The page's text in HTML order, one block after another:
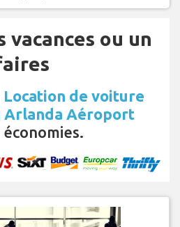
ou un
Location de voiture
Arlanda Aéroport